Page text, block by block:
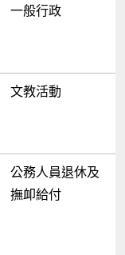
一般行政
文教活動
公務人員退休及
撫卹給付